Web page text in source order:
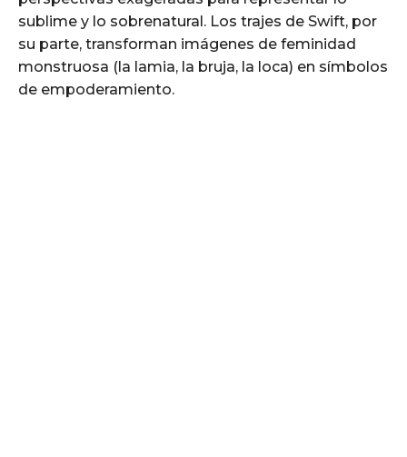
sublime y lo sobrenatural. Los trajes de Swift, por
su parte, transforman imágenes de feminidad
monstruosa (la lamia, la bruja, la loca) en símbolos
de empoderamiento.